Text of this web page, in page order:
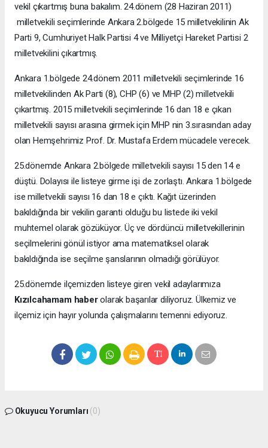
vekil çıkartmış buna bakalım. 24.dönem (28 Haziran 2011)
milletvekili seçimlerinde Ankara 2.bölgede 15 milletvekilinin Ak
Parti 9, Cumhuriyet Halk Partisi 4 ve Milliyetçi Hareket Partisi 2
milletvekilini çıkartmış.
Ankara 1.bölgede 24.dönem 2011 milletvekili seçimlerinde 16
milletvekilinden Ak Parti (8), CHP (6) ve MHP (2) milletvekili
çıkartmış. 2015 milletvekili seçimlerinde 16 dan 18 e çıkan
milletvekili sayısı arasına girmek için MHP nin 3.sırasından aday
olan Hemşehrimiz Prof. Dr. Mustafa Erdem mücadele verecek.
25.dönemde Ankara 2.bölgede milletvekili sayısı 15 den 14 e
düştü. Dolayısı ile listeye girme işi de zorlaştı. Ankara 1.bölgede
ise milletvekili sayısı 16 dan 18 e çıktı. Kağıt üzerinden
bakıldığında bir vekilin garanti olduğu bu listede iki vekil
muhtemel olarak gözüküyor. Üç ve dördüncü milletvekillerinin
seçilmelerini gönül istiyor ama matematiksel olarak
bakıldığında ise seçilme şanslarının olmadığı görülüyor.
25.dönemde ilçemizden listeye giren vekil adaylarımıza
Kızılcahamam haberolarak başarılar diliyoruz. Ülkemiz ve
ilçemiz için hayır yolunda çalışmalarını temenni ediyoruz.
Okuyucu Yorumları (0)